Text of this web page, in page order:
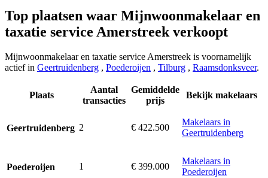
Top plaatsen waar Mijnwoonmakelaar en
taxatie service Amerstreek verkoopt
Mijnwoonmakelaar en taxatie service Amerstreek is voornamelijk
actief in Geertruidenberg , Poederoijen , Tilburg , Raamsdonksveer.
Plaats
Aantal
transacties
Gemiddelde
prijs
Bekijk makelaars
Geertruidenberg 2 € 422.500
Makelaars in
Geertruidenberg
Poederoijen 1 € 399.000
Makelaars in
Poederoijen